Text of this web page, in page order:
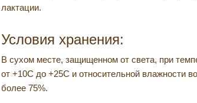
лактации.
Условия хранения:
В сухом месте, защищенном от света, при
от +10С до +25С и относительной влажности
более 75%.